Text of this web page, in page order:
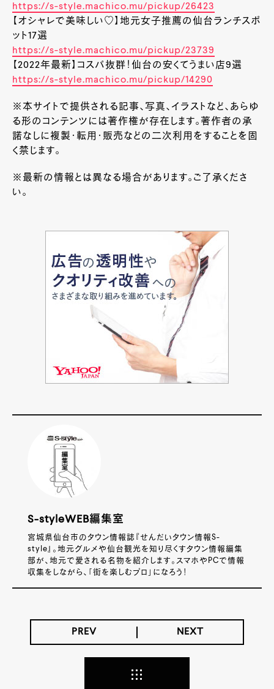
https://s-style.machico.mu/pickup/26423
【オシャレで美味しい♡】地元女子推薦の仙台ランチスポ
ット17選
https://s-style.machico.mu/pickup/23739
【2022年最新】コスパ抜群！仙台の安くてうまい店9選
https://s-style.machico.mu/pickup/14290
※本サイトで提供される記事、写真、イラストなど、あらゆ
る形のコンテンツには著作権が存在します。著作者の承
諾なしに複製・転用・販売などの二次利用をすることを固
く禁じます。
※最新の情報とは異なる場合があります。ご了承くださ
い。
S-styleWEB編集室
宮城県仙台市のタウン情報誌『せんだいタウン情報S-
style』。地元グルメや仙台観光を知り尽くすタウン情報編集
部が、地元で愛される名物を紹介します。スマホやPCで情報
収集をしながら、「街を楽しむプロ」になろう！
PREV NEXT